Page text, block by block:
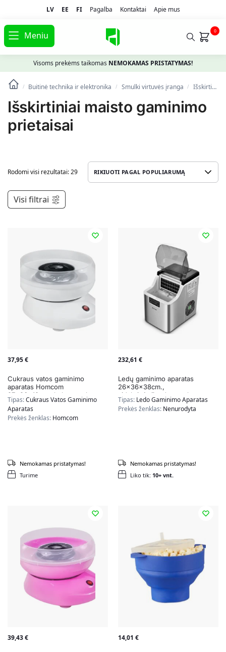
LV EE FI Pagalba Kontaktai Apie mus
Meniu 0
Visoms prekėms taikomas NEMOKAMAS PRISTATYMAS!
/ Buitinė technika ir elektronika / Smulki virtuvės įranga / Išskirtiniai maisto gaminimo prietaisai
Išskirtiniai maisto gaminimo
prietaisai
Rodomi visi rezultatai: 29
Visi filtrai
37,95€
Cukraus vatos gaminimo
aparatas Homcom
27x26x18cm., baltos spalvos
Tipas:Cukraus Vatos Gaminimo
Aparatas
Prekės ženklas: Homcom
Turime
Nemokamas pristatymas!
232,61 €
Ledų gaminimo aparatas
26x36x38cm.,
sidabrinės/juodos spalvos
Tipas: Ledo Gaminimo Aparatas
Prekės ženklas: Nenurodyta
Liko tik: 10+ vnt.
Nemokamas pristatymas!
39,43€ 14,01 €